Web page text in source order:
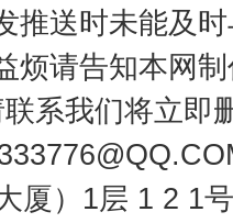
推送时未能及
烦请告知本网
系我们将立即
厦）1层 1 2 1